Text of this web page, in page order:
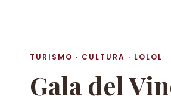
TURISMO · CULTURA · LOLOL
Gala del